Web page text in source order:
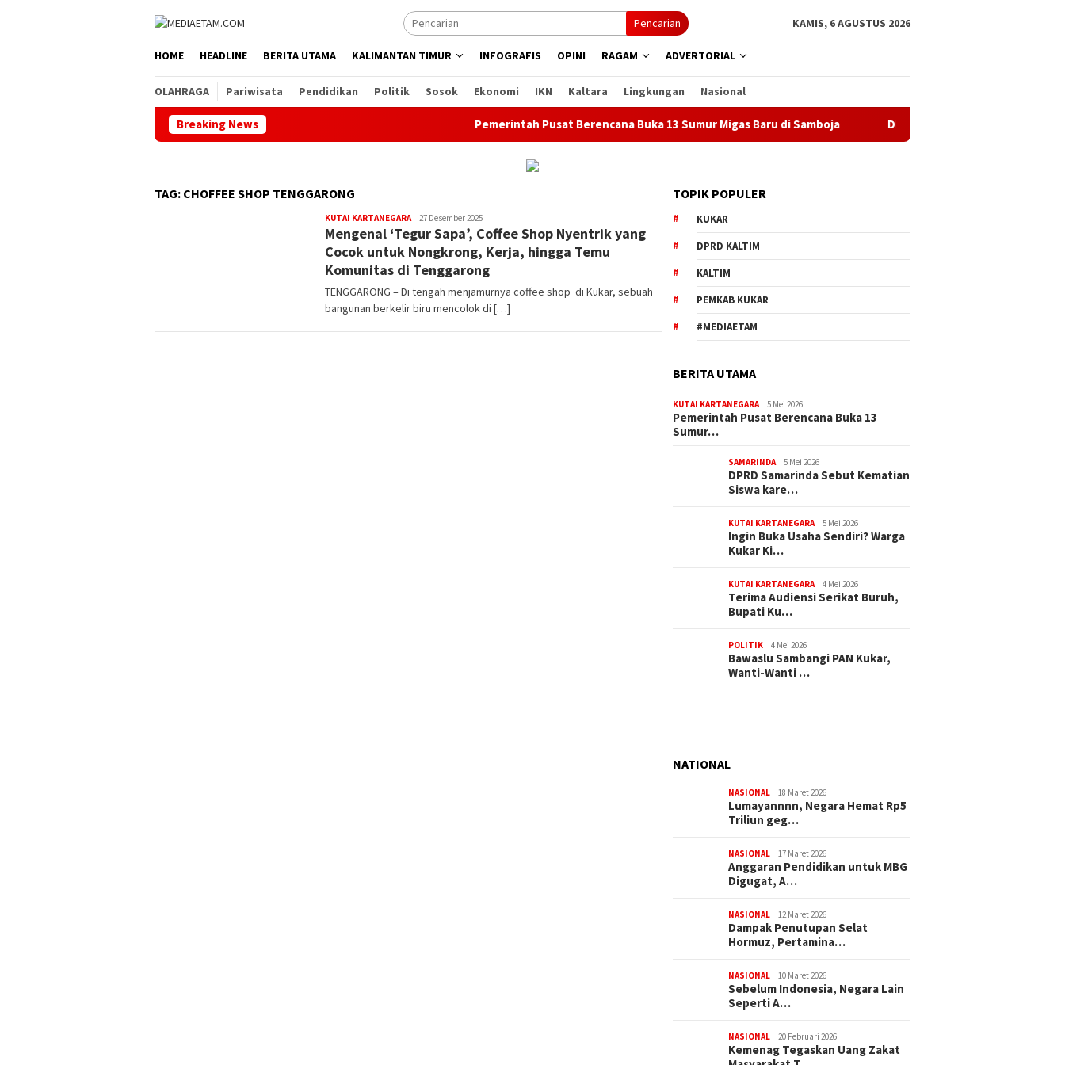
Pencarian KAMIS, 6 AGUSTUS 2026
HOME HEADLINE BERITA UTAMA KALIMANTAN TIMUR INFOGRAFIS OPINI RAGAM ADVERTORIAL
OLAHRAGA Pariwisata Pendidikan Politik Sosok Ekonomi IKN Kaltara Lingkungan Nasional
Breaking News Pemerintah Pusat Berencana Buka 13 Sumur Migas Baru di Samboja DPRD Samarinda Sebut Kematian
TAG: CHOFFEE SHOP TENGGARONG
KUTAI KARTANEGARAeditoredaksi
27 Desember 2025
Mengenal ‘Tegur Sapa’, Coffee Shop Nyentrik yang
Cocok untuk Nongkrong, Kerja, hingga Temu
Komunitas di Tenggarong
TENGGARONG – Di tengah menjamurnya coffee shop di Kukar, sebuah
bangunan berkelir biru mencolok di […]
TOPIK POPULER
KUKAR
DPRD KALTIM
KALTIM
PEMKAB KUKAR
#MEDIAETAM
BERITA UTAMA
KUTAI KARTANEGARA 5 Mei 2026
Pemerintah Pusat Berencana Buka 13
Sumur…
SAMARINDA 5 Mei 2026
DPRD Samarinda Sebut Kematian
Siswa kare…
KUTAI KARTANEGARA 5 Mei 2026
Ingin Buka Usaha Sendiri? Warga
Kukar Ki…
KUTAI KARTANEGARA 4 Mei 2026
Terima Audiensi Serikat Buruh,
Bupati Ku…
POLITIK 4 Mei 2026
Bawaslu Sambangi PAN Kukar,
Wanti-Wanti …
NATIONAL
NASIONAL 18 Maret 2026
Lumayannnn, Negara Hemat Rp5
Triliun geg…
NASIONAL 17 Maret 2026
Anggaran Pendidikan untuk MBG
Digugat, A…
NASIONAL 12 Maret 2026
Dampak Penutupan Selat
Hormuz, Pertamina…
NASIONAL 10 Maret 2026
Sebelum Indonesia, Negara Lain
Seperti A…
NASIONAL 20 Februari 2026
Kemenag Tegaskan Uang Zakat